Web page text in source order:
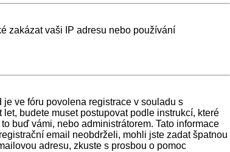
zakázat vaši IP adresu nebo používání
ve fóru povolena registrace v souladu s
budete muset postupovat podle instrukcí, které
buď vámi, nebo administrátorem. Tato informace
email neobdrželi, mohli jste zadat špatnou
adresu, zkuste s prosbou o pomoc